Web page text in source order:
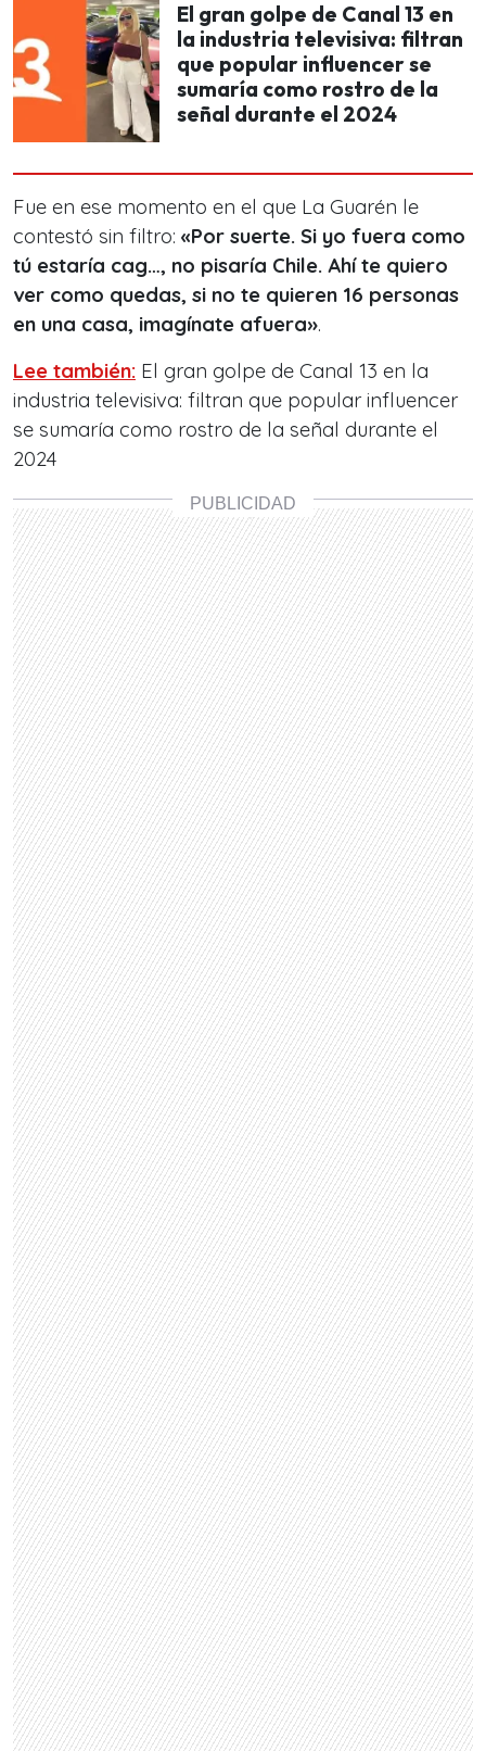
El gran golpe de Canal 13 en
la industria televisiva: filtran
que popular influencer se
sumaría como rostro de la
señal durante el 2024
Fue en ese momento en el que La Guarén le
contestó sin filtro: «Por suerte. Si yo fuera como
tú estaría cag…, no pisaría Chile. Ahí te quiero
ver como quedas, si no te quieren 16 personas
en una casa, imagínate afuera».
Lee también: El gran golpe de Canal 13 en la
industria televisiva: filtran que popular influencer
se sumaría como rostro de la señal durante el
2024